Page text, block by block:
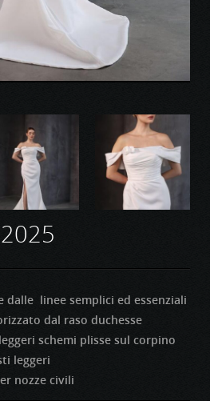
dalle linee semplici ed essenziali
dal raso duchesse
schemi plisse sul corpino
leggeri
nozze civili